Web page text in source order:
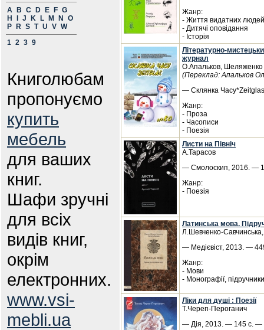
A
B C D E F G
H
J K L M N
O
P
R S T U V W
1 2 3 9
Книголюбам
пропонуємо
купить
мебель
для ваших
книг.
Шафи зручні
для всіх
видів книг,
окрім
електронних.
www.vsi-
mebli.ua
Жанр:
- Життя видатних людей
- Дитячі оповідання
- Історія
Літературно-
журнал
О.Апальков,
(Переклад: Апальков
— Склянка
Жанр:
- Проза
- Часописи
- Поезія
Листи на Північ
А.Тарасов
— Смолоскип, 2016. —
Жанр:
- Поезія
Латинська мова.
Л.Шевченко-
— Медієвіст, 2013. —
Жанр:
- Мови
- Монографії, підручники
Ліки для душі : Поезії
Т.Череп-Пероганич
— Дія, 2013. — 145 с. —